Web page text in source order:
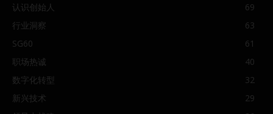
认识创始人
69
行业洞察
63
SG60
61
职场热诚
40
数字化转型
32
新兴技术
29